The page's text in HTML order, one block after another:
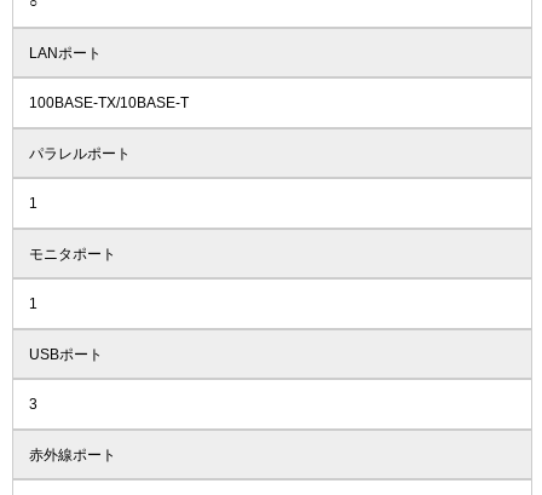
LANポート
100BASE-TX/10BASE-T
パラレルポート
1
モニタポート
1
USBポート
3
赤外線ポート